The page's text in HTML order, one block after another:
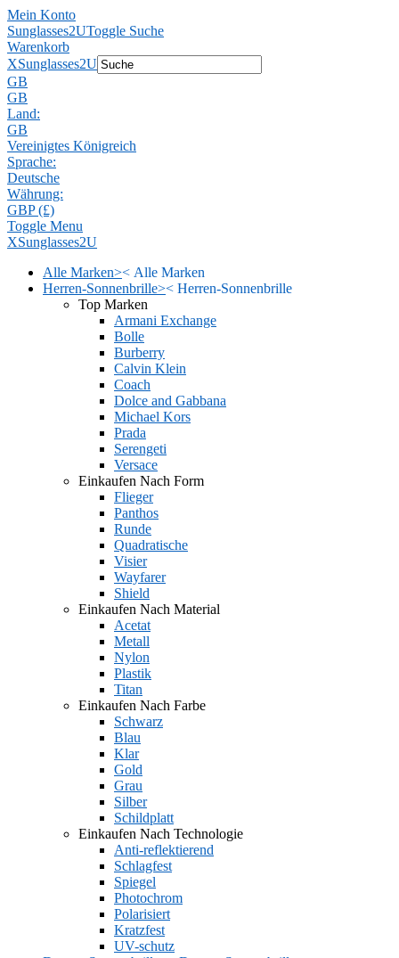
Mein Konto
Sunglasses2UToggle Suche
Warenkorb
XSunglasses2U
GB
GB
Land:
GB
Vereinigtes Königreich
Sprache:
Deutsche
Währung:
GBP (£)
Toggle Menu
XSunglasses2U
Alle Marken>< Alle Marken
Herren-Sonnenbrille>< Herren-Sonnenbrille
Top Marken
Armani Exchange
Bolle
Burberry
Calvin Klein
Coach
Dolce and Gabbana
Michael Kors
Prada
Serengeti
Versace
Einkaufen Nach Form
Flieger
Panthos
Runde
Quadratische
Visier
Wayfarer
Shield
Einkaufen Nach Material
Acetat
Metall
Nylon
Plastik
Titan
Einkaufen Nach Farbe
Schwarz
Blau
Klar
Gold
Grau
Silber
Schildplatt
Einkaufen Nach Technologie
Anti-reflektierend
Schlagfest
Spiegel
Photochrom
Polarisiert
Kratzfest
UV-schutz